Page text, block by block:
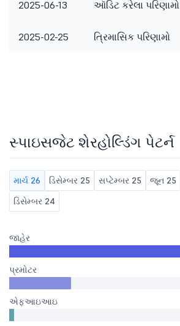
2025-06-13 ઑડિટ કરેલા પરિણામો
2025-02-25 ત્રિમાસિક પરિણામો
સ્પાઇસજેટ શેરહોલ્ડિંગ પેટર્ન
માર્ચ 26 ડિસેમ્બર 25 સપ્ટેમ્બર 25 જૂન 25
ડિસેમ્બર 24
જાહેર
પ્રમોટર
એફઆઇઆઇ